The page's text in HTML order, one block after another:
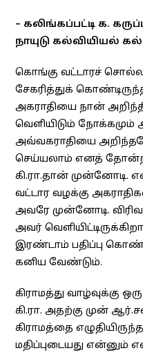
– கலிங்கப்பட்டி க.
நாயுடு கல்வியியல்
கொங்கு வட்டாரச்
சேகரித்துக்
அகராதியை நான்
வெளியிடும்
அவ்வகராதியை
செய்யலாம் எனத்
கி.ரா.தான் முன்னோடி.
வட்டார வழக்கு
அவரே முன்னோடி.
அவர்
இரண்டாம் பதிப்பு
கனிய வேண்டும்.
கிராமத்து வாழ்வுக்கு
கி.ரா. அதற்கு முன்
கிராமத்தை
மதிப்புடையது